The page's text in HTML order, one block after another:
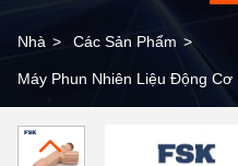
Nhà > Các Sản Phẩm >
Máy Phun Nhiên Liệu Động Cơ